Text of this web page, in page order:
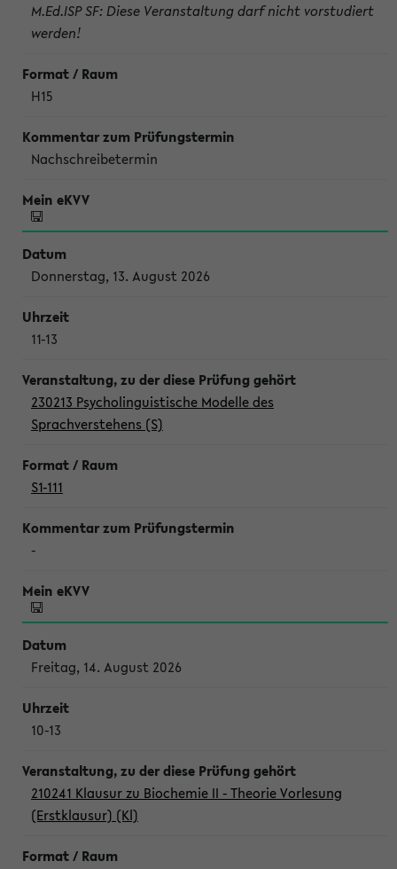
M.Ed.ISP SF: Diese Veranstaltung darf nicht vorstudiert
werden!
H15
Nachschreibetermin
Donnerstag, 13. August 2026
11-13
230213 Psycholinguistische Modelle des
Sprachverstehens (S)
S1-111
-
Freitag, 14. August 2026
10-13
210241 Klausur zu Biochemie II - Theorie Vorlesung
(Erstklausur) (Kl)